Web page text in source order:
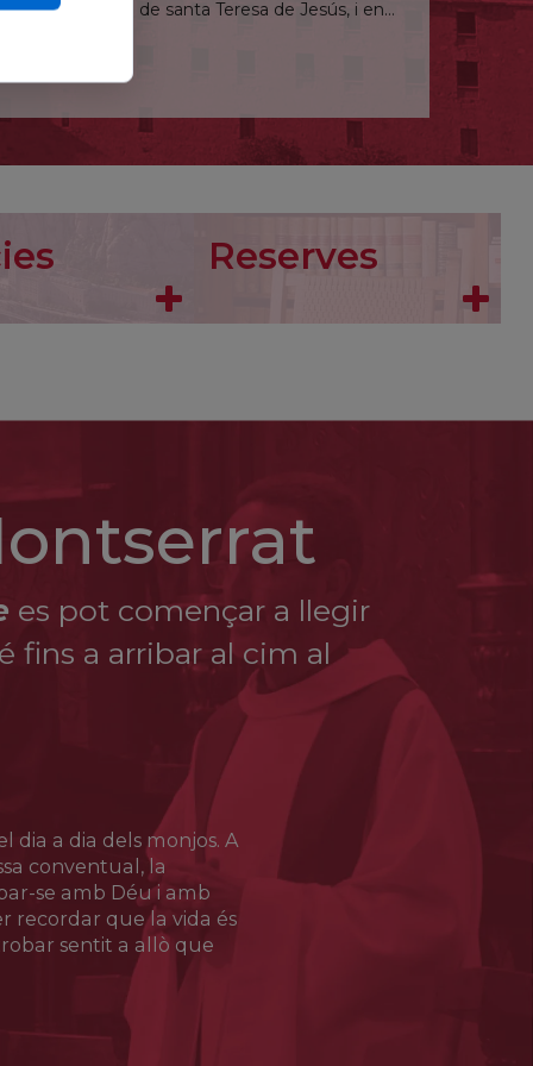
de la vida de santa Teresa de Jesús, i en
les carmelites descalces de Colònia prenent el
«Des d’ara accepto la mort que Déu m’ha
voluntat. Demano al Senyor que m’accepti
fou detinguda i deportada al camp de trànsit
de gas d'Auschwitz: «Existeix una vocació
meva aspiració». Fou canonitzada el 1998 i el
comunitat poc dòcil que volgué enverinar-lo
fou elegit arquebisbe de Rouen el 1055.
del clergat, l’edificació de la catedral i
de Déu en les lluites dels senyors feudals i
que els sants Sixt i Llorenç. La seva
de sant Llorenç, era un dels soldats porters
i mogut per la compassió, s’aproximà a ell
assotat, cridà: «Soc cristià!», i aleshores fou
esdevingué porter en una església de
Reserves
es pot començar a llegir
fins a arribar al cim al
dia a dia dels monjos. A
conventual, la
se amb Déu i amb
recordar que la vida és
sentit a allò que